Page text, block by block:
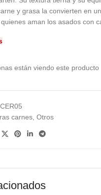
y grasa la convierten en
aman los asados con
están viendo este producto
carnes Otros